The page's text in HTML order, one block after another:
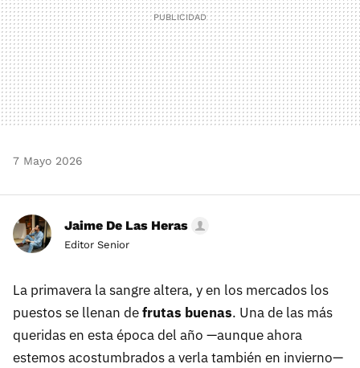
7 Mayo 2026
Jaime De Las Heras
Editor Senior
La primavera la sangre altera, y en los mercados los
puestos se llenan defrutas buenas. Una de las más
queridas en esta época del año —aunque ahora
estemos acostumbrados a verla también en invierno—